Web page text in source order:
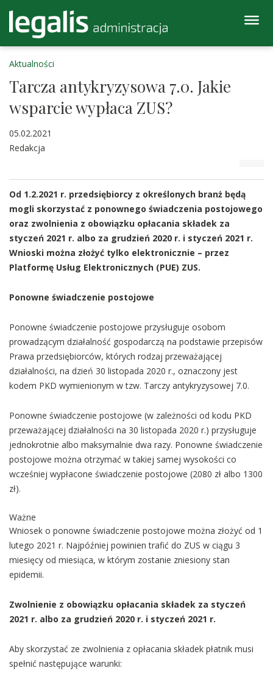
Aktualności
Tarcza antykryzysowa 7.0. Jakie
wsparcie wypłaca ZUS?
05.02.2021
Redakcja
Od 1.2.2021 r. przedsiębiorcy z określonych branż będą
mogli skorzystać z ponownego świadczenia postojowego
oraz zwolnienia z obowiązku opłacania składek za
styczeń 2021 r. albo za grudzień 2020 r. i styczeń 2021 r.
Wnioski można złożyć tylko elektronicznie – przez
Platformę Usług Elektronicznych (PUE) ZUS.
Ponowne świadczenie postojowe
Ponowne świadczenie postojowe przysługuje osobom
prowadzącym działalność gospodarczą na podstawie przepisów
Prawa przedsiębiorców, których rodzaj przeważającej
działalności, na dzień 30 listopada 2020 r., oznaczony jest
kodem PKD wymienionym w tzw. Tarczy antykryzysowej 7.0.
Ponowne świadczenie postojowe (w zależności od kodu PKD
przeważającej działalności na 30 listopada 2020 r.) przysługuje
jednokrotnie albo maksymalnie dwa razy. Ponowne świadczenie
postojowe można otrzymać w takiej samej wysokości co
wcześniej wypłacone świadczenie postojowe (2080 zł albo 1300
zł).
Ważne
Wniosek o ponowne świadczenie postojowe można złożyć od 1
lutego 2021 r. Najpóźniej powinien trafić do ZUS w ciągu 3
miesięcy od miesiąca, w którym zostanie zniesiony stan
epidemii.
Zwolnienie z obowiązku opłacania składek za styczeń
2021 r. albo za grudzień 2020 r. i styczeń 2021 r.
Aby skorzystać ze zwolnienia z opłacania składek płatnik musi
spełnić następujące warunki: